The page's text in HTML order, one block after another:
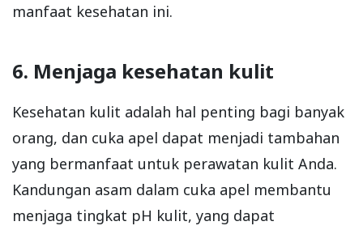
manfaat kesehatan ini.
6. Menjaga kesehatan kulit
Kesehatan kulit adalah hal penting bagi banyak
orang, dan cuka apel dapat menjadi tambahan
yang bermanfaat untuk perawatan kulit Anda.
Kandungan asam dalam cuka apel membantu
menjaga tingkat pH kulit, yang dapat